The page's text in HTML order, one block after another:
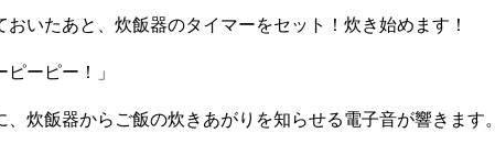
おいたあと、炊飯器のタイマーをセット！炊き始めます！
ピーピー！」
、炊飯器からご飯の炊きあがりを知らせる電子音が響きます。